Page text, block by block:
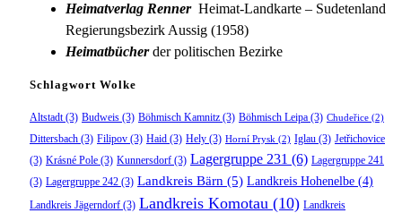
Heimatverlag Renner Heimat-Landkarte – Sudetenland
Regierungsbezirk Aussig (1958)
Heimatbücherder politischen Bezirke
Schlagwort Wolke
Altstadt(3) Budweis (3) Böhmisch Kamnitz (3) Böhmisch Leipa (3) Chudeřice (2)
Dittersbach (3) Filipov (3) Haid (3) Hely (3) Horní Prysk (2) Iglau (3) Jetřichovice
(3) Krásné Pole (3) Kunnersdorf (3) Lagergruppe 231 (6) Lagergruppe 241
(3) Lagergruppe 242 (3) Landkreis Bärn (5) Landkreis Hohenelbe (4)
Landkreis Jägerndorf (3) Landkreis Komotau (10) Landkreis